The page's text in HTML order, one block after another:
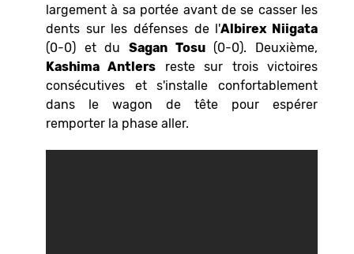
largement à sa portée avant de se casser les
dents sur les défenses de l'Albirex Niigata
(0-0) et du Sagan Tosu(0-0). Deuxième,
Kashima Antlers reste sur trois victoires
consécutives et s'installe confortablement
dans le wagon de tête pour espérer
remporter la phase aller.